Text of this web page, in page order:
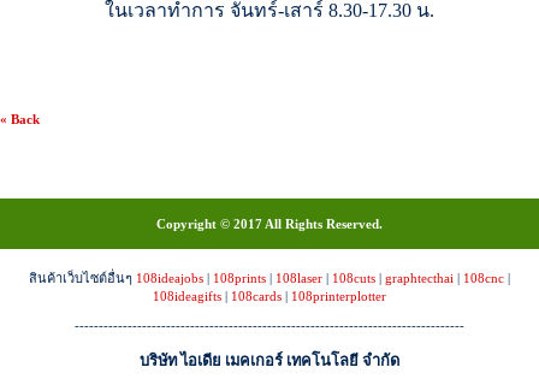
ในเวลาทำการ จันทร์-เสาร์ 8.30-17.30 น.
« Back
Copyright © 2017 All Rights Reserved.
สินค้าเว็บไซต์อื่นๆ 108ideajobs 108prints 108laser 108cuts graphtecthai 108cnc
108ideagifts
108cards
108printerplotter
---------------------------------------------------------------------------------
บริษัท ไอเดีย เมคเกอร์ เทคโนโลยี จำกัด